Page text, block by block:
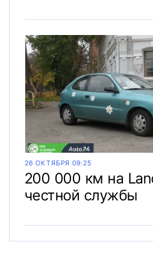
26 ОКТЯБРЯ 09:25
200 000 км на
честной службы